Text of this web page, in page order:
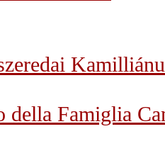
della Famiglia